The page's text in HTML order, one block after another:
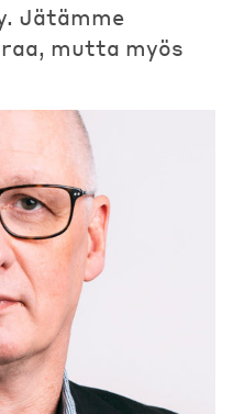
Jätämme
mutta myös